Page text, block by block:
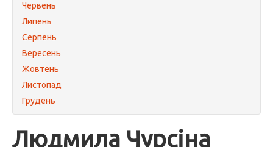
Червень
Липень
Серпень
Вересень
Жовтень
Листопад
Грудень
Людмила Чурсіна